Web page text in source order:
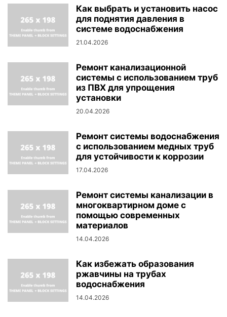
Как выбрать и установить насос
для поднятия давления в
системе водоснабжения
21.04.2026
Ремонт канализационной
системы с использованием труб
из ПВХ для упрощения
установки
20.04.2026
Ремонт системы водоснабжения
с использованием медных труб
для устойчивости к коррозии
17.04.2026
Ремонт системы канализации в
многоквартирном доме с
помощью современных
материалов
14.04.2026
Как избежать образования
ржавчины на трубах
водоснабжения
14.04.2026